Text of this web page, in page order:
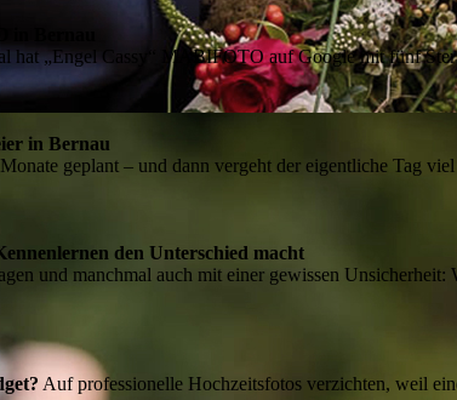
in Bernau
hat „Engel Cassy“ MABIFOTO auf Google mit fünf
in Bernau
geplant – und dann vergeht der eigentliche Tag
den Unterschied macht
und manchmal auch mit einer gewissen Unsicherheit:
Auf professionelle Hochzeitsfotos verzichten, weil